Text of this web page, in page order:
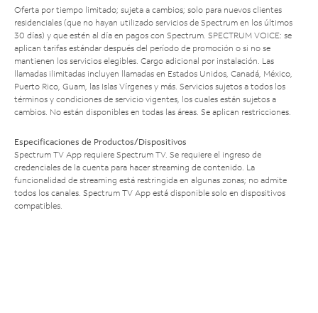
Oferta por tiempo limitado; sujeta a cambios; solo para nuevos clientes
residenciales (que no hayan utilizado servicios de Spectrum en los últimos
30 días) y que estén al día en pagos con Spectrum. SPECTRUM VOICE: se
aplican tarifas estándar después del período de promoción o si no se
mantienen los servicios elegibles. Cargo adicional por instalación. Las
llamadas ilimitadas incluyen llamadas en Estados Unidos, Canadá, México,
Puerto Rico, Guam, las Islas Vírgenes y más. Servicios sujetos a todos los
términos y condiciones de servicio vigentes, los cuales están sujetos a
cambios. No están disponibles en todas las áreas. Se aplican restricciones.
Especificaciones de Productos/Dispositivos
Spectrum TV App requiere Spectrum TV. Se requiere el ingreso de
credenciales de la cuenta para hacer streaming de contenido. La
funcionalidad de streaming está restringida en algunas zonas; no admite
todos los canales. Spectrum TV App está disponible solo en dispositivos
compatibles.